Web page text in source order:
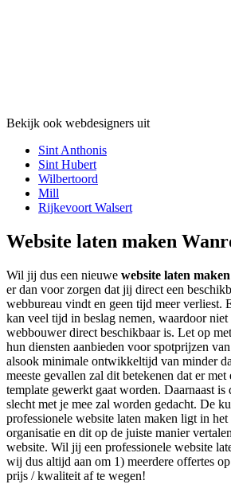
Bekijk ook webdesigners uit
Sint Anthonis
Sint Hubert
Wilbertoord
Mill
Rijkevoort Walsert
Website laten maken
Wil jij dus een nieuwe website laten maken
er dan voor zorgen dat jij direct een
webbureau vindt en geen tijd meer verliest.
kan veel tijd in beslag nemen, waardoor niet
webbouwer direct beschikbaar is. Let op
hun diensten aanbieden voor spotprijzen
alsook minimale ontwikkeltijd van minder
meeste gevallen zal dit betekenen dat er
template gewerkt gaat worden. Daarnaast is
slecht met je mee zal worden gedacht. De
professionele website laten maken ligt in
organisatie en dit op de juiste manier
website. Wil jij een professionele website
wij dus altijd aan om 1) meerdere offertes
prijs / kwaliteit af te wegen!